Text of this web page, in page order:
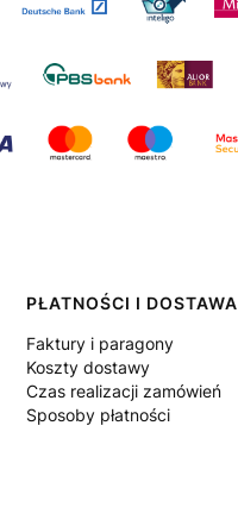
PŁATNOŚCI I DOSTAWA
Faktury i paragony
Koszty dostawy
Czas realizacji zamówień
Sposoby płatności